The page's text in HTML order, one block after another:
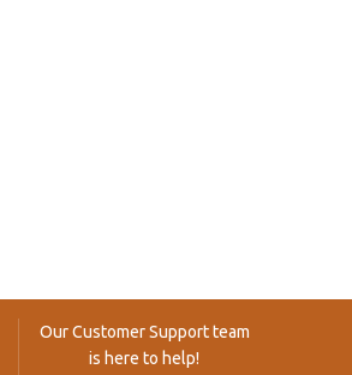
Our Customer Support team
is here to help!